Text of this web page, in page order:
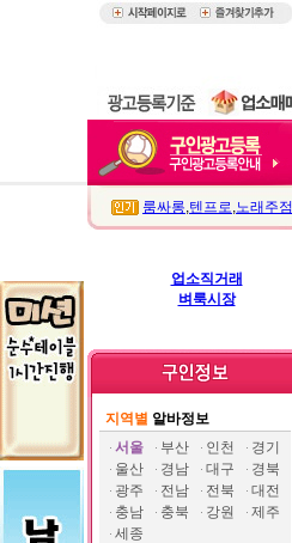
룸싸롱,텐프로,노래주점
업소직거래
벼룩시장
지역별 알바정보
서울
부산 인천
경기
울산
경남 대구
경북
광주
전남 전북
대전
충남
충북 강원
제주
세종